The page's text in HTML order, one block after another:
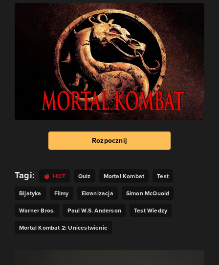
Rozpocznij
Tagi: HOT Quiz Mortal Kombat Test
Bijatyka Filmy Ekranizacja Simon McQuoid
Warner Bros. Paul W.S. Anderson Test Wiedzy
Mortal Kombat 2: Unicestwienie